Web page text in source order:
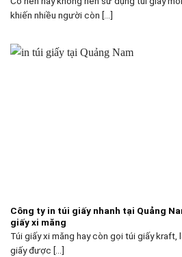
khiến nhiều người còn [...]
Công ty in túi giấy nhanh tại Quảng
giấy xi măng
Túi giấy xi măng hay còn gọi túi giấy kraft,
giấy được [...]